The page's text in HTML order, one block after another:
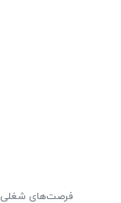
فرصت‌های شغلی